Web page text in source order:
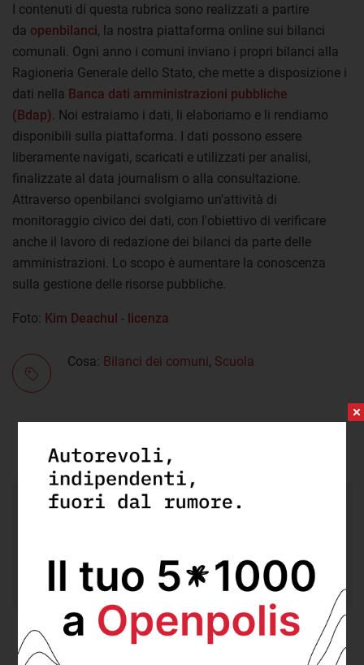
I contenuti di questa rubrica sono realizzati a partire
da openbilanci, la nostra piattaforma online sui bilanci
comunali. Ogni anno i comuni inviano i propri bilanci alla
Ragioneria Generale dello Stato, che mette a disposizione i
dati nella Banca dati amministrazioni pubbliche
(Bdap) . Noi estraiamo i dati, li elaboriamo e li rendiamo
disponibili sulla piattaforma. I dati possono essere
liberamente navigati, scaricati e utilizzati per analisi,
finalizzate al data journalism o alla consultazione.
Attraverso openbilanci svolgiamo un'attività di
monitoraggio civico dei dati, con l'obiettivo di verificare
anche il lavoro di redazione dei bilanci da parte delle
amministrazioni. Lo scopo è aumentare la conoscenza
sulla gestione delle risorse pubbliche.
Foto: Kim Deachul - licenza
Cosa: Bilanci dei comuni, Scuola
Scopri di più e invia la tua candidatura.